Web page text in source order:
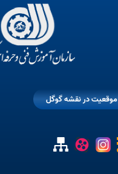
موقعیت در نقشه گوگل